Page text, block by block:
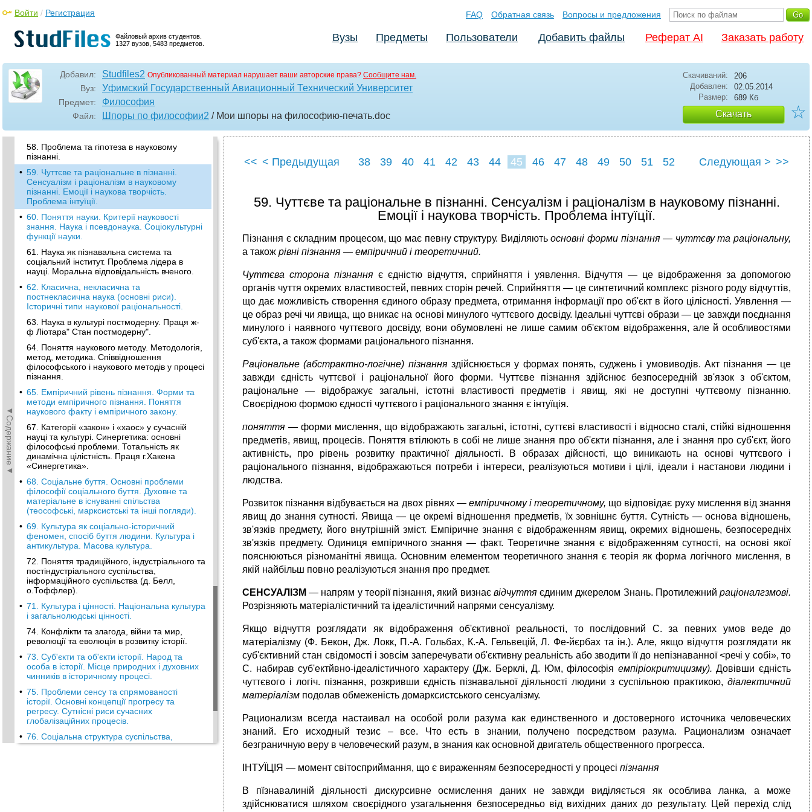
Файловый архив студентов.
1327 вузов, 5483 предметов.
Войти / Регистрация FAQ Обратная связь Вопросы и предложения
Вузы Предметы Пользователи Добавить файлы Реферат AI Заказать работу
Добавил: Studfiles2 Опубликованный материал нарушает ваши авторские права? Сообщите нам.
Вуз: Уфимский Государственный Авиационный Технический Университет
Предмет: Философия
Файл: Шпоры по философии2 / Мои шпоры на философию-печать.doc
Скачиваний:
206
Добавлен:
02.05.2014
Размер:
689 Кб
Скачать ☆
◄Содержание◄
детермінізм і індетермінізм.
55. Поняття пізнання. Суб'єкт та об'єкт
пізнання в класичній, некласичній та
• 56. Пізнання та предметно-практична
діяльність. Практика як соціокультурна і
гносеологічна категорія (марксизм,
прагматизм).
57. Істина як гносеологічна та
культурологічна категорія. Істина і правда.
Позиція фалібілізму. Істина та достовірність.
58. Проблема та гіпотеза в науковому
пізнанні.
• 59. Чуттєве та раціональне в пізнанні.
Сенсуалізм і раціоналізм в науковому
пізнанні. Емоції і наукова творчість.
Проблема інтуїції.
• 60. Поняття науки. Критерії науковості
знання. Наука і псевдонаука. Соціокультурні
функції науки.
61. Наука як пізнавальна система та
соціальний інститут. Проблема лідера в
науці. Моральна відповідальність вченого.
• 62. Класична, некласична та
постнекласична наука (основні риси).
Історичні типи наукової раціональності.
63. Наука в культурі постмодерну. Праця ж-
ф Ліотара" Стан постмодерну".
64. Поняття наукового методу. Методологія,
метод, методика. Співвідношення
філософського і наукового методів у процесі
пізнання.
• 65. Емпіричний рівень пізнання. Форми та
методи емпіричного пізнання. Поняття
наукового факту і емпіричного закону.
67. Категорії «закон» і «хаос» у сучасній
науці та культурі. Синергетика: основні
філософські проблеми. Тотальність як
динамічна цілістність. Праця г.Хакена
«Синергетика».
• 68. Соціальне буття. Основні проблеми
філософії соціального буття. Духовне та
матеріальне в існуванні спільства
(теософські, марксистські та інші погляди).
• 69. Культура як соціально-історичний
феномен, спосіб буття людини. Культура і
антикультура. Масова культура.
72. Поняття традиційного, індустріального та
постіндустріального суспільства,
інформаційного суспільства (д. Белл,
о.Тоффлер).
• 71. Культура і цінності. Національна культура
і загальнолюдські цінності.
74. Конфлікти та злагода, війни та мир,
революції та еволюція в розвитку історії.
• 73. Суб'єкти та об'єкти історії. Народ та
особа в історії. Місце природних і духовних
чинників в історичному процесі.
• 75. Проблеми сенсу та спрямованості
історії. Основні концепції прогресу та
регресу. Сутнісні риси сучасних
глобалізаційних процесів.
• 76. Соціальна структура суспільства,
особливості сучасного стану. Інтелігенція в
<< < Предыдущая 38 39 40 41 42 43 44 45 46 47 48 49 50 51
52
Следующая > >>
59. Чуттєве та раціональне в пізнанні. Сенсуалізм і раціоналізм в науковому пізнанні.
Емоції і наукова творчість. Проблема інтуїції.
Пізнання є складним процесом, що має певну структуру. Виділяютьосновні форми пізнання — чуттєву та раціональну,
а також рівні пізнання — емпіричний і теоретичний.
Чуттєва сторона пізнання є єдністю відчуття, сприйняття і уявлення. Відчуття — це відображення за допомогою
органів чуття окремих властивостей, певних сторін речей. Сприйняття — це синтетичний комплекс різного роду відчуттів,
що дає можливість створення єдиного образу предмета, отримання інформації про об'єкт в його цілісності. Уявлення —
це образ речі чи явища, що вникає на основі минулого чуттєвого досвіду. Ідеальні чуттєві образи — це завжди поєднання
минулого і наявного чуттєвого досвіду, вони обумовлені не лише самим об'єктом відображення, але й особливостями
суб'єкта, а також формами раціонального пізнання.
Раціональне (абстрактно-логічне) пізнанняздійснюється у формах понять, суджень і умовиводів. Акт пізнання — це
завжди єдність чуттєвої і раціональної його форми. Чуттєве пізнання здійснює безпосередній зв'язок з об'єктом,
раціональне — відображує загальні, істотні властивості предметів і явищ, які не доступні чуттєвому пізнанню.
Своєрідною формою єдності чуттєвого і раціонального знання є інтуїція.
поняття — форми мислення, що відображають загальні, істотні, суттєві властивості і відносно сталі, стійкі відношення
предметів, явищ, процесів. Поняття втілюють в собі не лише знання про об'єкти пізнання, але і знання про суб'єкт, його
активність, про рівень розвитку практичної діяльності. В образах дійсності, що виникають на основі чуттєвого і
раціонального пізнання, відображаються потреби і інтереси, реалізуються мотиви і цілі, ідеали і настанови людини і
людства.
Розвиток пізнання відбувається на двох рівнях — емпіричному і теоретичному, що відповідає руху мислення від знання
явищ до знання сутності. Явища — це окремі відношення предметів, їх зовнішнє буття. Сутність — основа відношень,
зв'язків предмету, його внутрішній зміст. Емпіричне знання є відображенням явищ, окремих відношень, безпосередніх
зв'язків предмету. Одиниця емпіричного знання — факт. Теоретичне знання є відображенням сутності, на основі якої
пояснюються різноманітні явища. Основним елементом теоретичного знання є теорія як форма логічного мислення, в
якій найбільш повно реалізуються знання про предмет.
СЕНСУАЛІЗМ — напрям у теорії пізнання, який визнає відчуттяєдиним джерелом Знань. Протилежнийраціоналгзмові.
Розрізняють матеріалістичний та ідеалістичний напрями сенсуалізму.
Якщо відчуття розглядати як відображення об'єктивної реальності, то послідовний С. за певних умов веде до
матеріалізму (Ф. Бекон, Дж. Локк, П.-А. Гольбах, К.-А. Гельвецій, Л. Фе-йєрбах та ін.). Але, якщо відчуття роз­глядати як
суб'єктивний стан свідомо­сті і зовсім заперечувати об'єктивну ре­альність або зводити її до непізнаванної <речі у собі», то
С. набирав суб'ектйвно-ідеалістичного характеру (Дж. Берклі, Д. Юм, філософія емпіріокритицизму). Довівши єдність
чуттєвого і логіч. пізнання, розкривши єдність пізнавальної діяльності людини з суспільною практикою, діалектичний
матеріалізм подолав обмеженість домарксистського сенсуалізму.
Рационализм всегда настаивал на особой роли разума как единственного и достоверного источника человеческих
знаний. Его исходный тезис – все. Что есть в знании, получено посредством разума. Рационализм означает
безграничную веру в человеческий разум, в знания как основной двигатель общественного прогресса.
ІНТУЇЦІЯ — момент світосприймання, що є вираженням безпосередності у процесі пізнання
В пїзнавалиній діяльності дискурсивне осмислення даних не завжди виділяється як особлива ланка, а може
здійснюватися шляхом своєрідного узагальнення безпосередньо від вихідних даних до результату. Цей перехід слід